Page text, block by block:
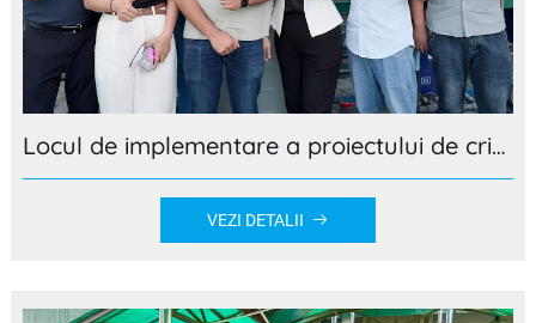
Locul de implementare a proiectului de cristalizator prin evaporare pentru clientul iordanian
VEZI DETALII